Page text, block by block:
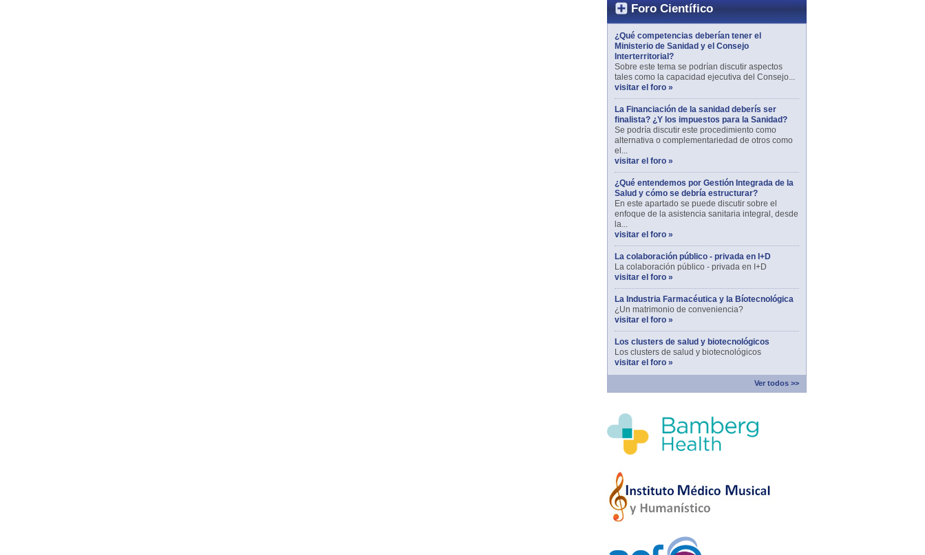
Foro Científico
¿Qué competencias deberían tener el
Ministerio de Sanidad y el Consejo
Interterritorial?
Sobre este tema se podrían discutir aspectos
tales como la capacidad ejecutiva del Consejo...
visitar el foro »
La Financiación de la sanidad deberís ser
finalista? ¿Y los impuestos para la Sanidad?
Se podría discutir este procedimiento como
alternativa o complementariedad de otros como
el...
visitar el foro »
¿Qué entendemos por Gestión Integrada de la
Salud y cómo se debría estructurar?
En este apartado se puede discutir sobre el
enfoque de la asistencia sanitaria integral, desde
la...
visitar el foro »
La colaboración público - privada en I+D
La colaboración público - privada en I+D
visitar el foro »
La Industria Farmacéutica y la Bíotecnológica
¿Un matrimonio de conveniencia?
visitar el foro »
Los clusters de salud y biotecnológicos
Los clusters de salud y biotecnológicos
visitar el foro »
Ver todos >>